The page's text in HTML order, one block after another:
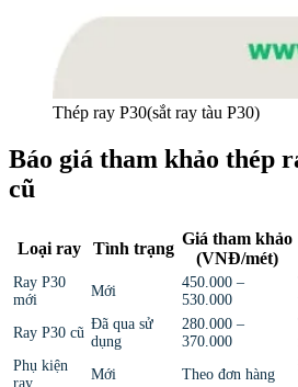
Thép ray P30(sắt ray tàu P30)
Báo giá tham khảo thép
cũ
Loại ray Tình trạng
Giá tham khảo
(VNĐ/mét)
Ray P30
mới
Mới
450.000 –
530.000
Ray P30 cũ
Đã qua sử
dụng
280.000 –
370.000
Phụ kiện
ray
Mới Theo đơn hàng